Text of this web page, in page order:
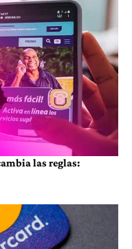
las reglas: